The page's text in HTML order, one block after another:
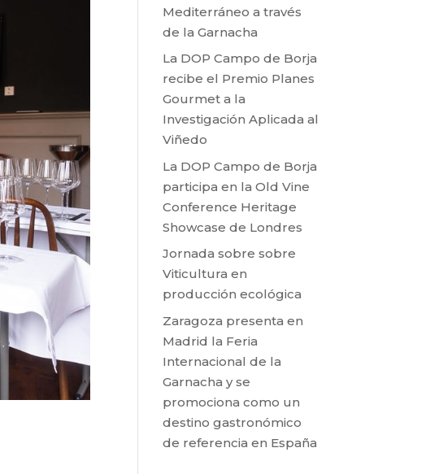
Mediterráneo a través
de la Garnacha
La DOP Campo de Borja
recibe el Premio Planes
Gourmet a la
Investigación Aplicada al
Viñedo
La DOP Campo de Borja
participa en la Old Vine
Conference Heritage
Showcase de Londres
Jornada sobre sobre
Viticultura en
producción ecológica
Zaragoza presenta en
Madrid la Feria
Internacional de la
Garnacha y se
promociona como un
destino gastronómico
de referencia en España